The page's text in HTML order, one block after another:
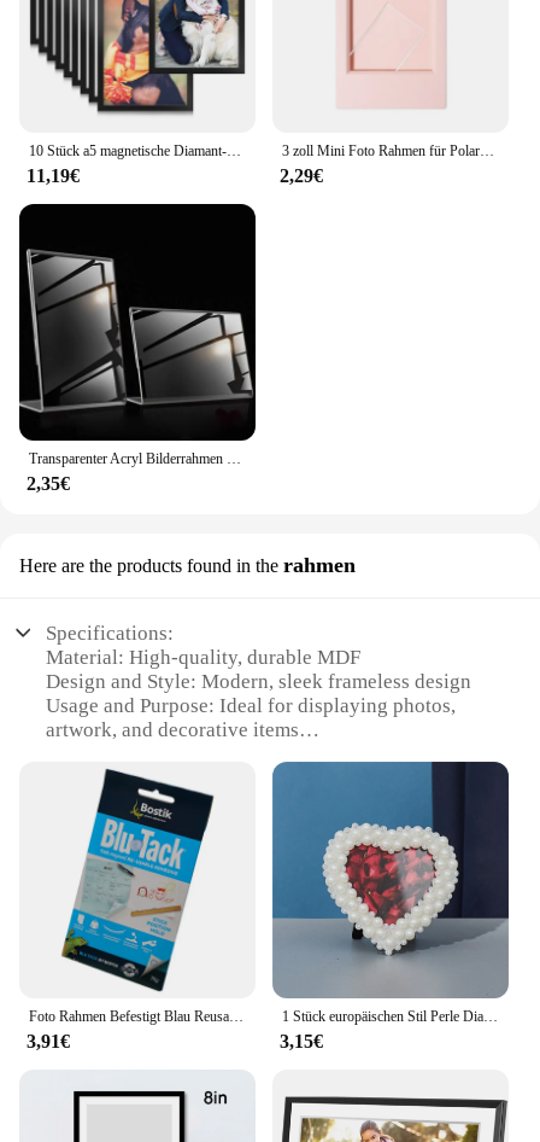
11,19€
3 zoll Mini Foto Rahmen für Polaroid Bild Rahmen Tabletop Photocard Display
2,29€
2,35€
Here are the products found in the rahmen
Specifications:
Material: High-quality, durable MDF
Design and Style: Modern, sleek frameless design
Usage and Purpose: Ideal for displaying photos,
artwork, and decorative items
interior settings, including homes, offices, and
galleries
Shape or Size or Weight or Quantity: Available in a
range of sizes to fit different display needs
Performance and Property: Easy to install with
adhesive backing, ensuring a secure and
professional finish
Features:
|Wholesale|Vendors|
**Effortless Installation and Versatility**
The bilderrahmen kleben frames are designed with
convenience in mind, featuring an adhesive backing
that allows for a hassle-free installation process.
3,91€
1 Stück europäischen Stil Perle Diamant kreisförmigen Rechteck 3 Zoll 6 Zoll 7 Zoll Rahmen Hochzeit Home Decoration Zubehör
3,15€